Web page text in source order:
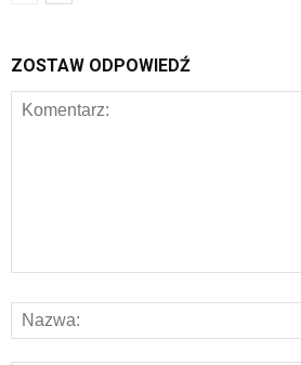
ZOSTAW ODPOWIEDŹ